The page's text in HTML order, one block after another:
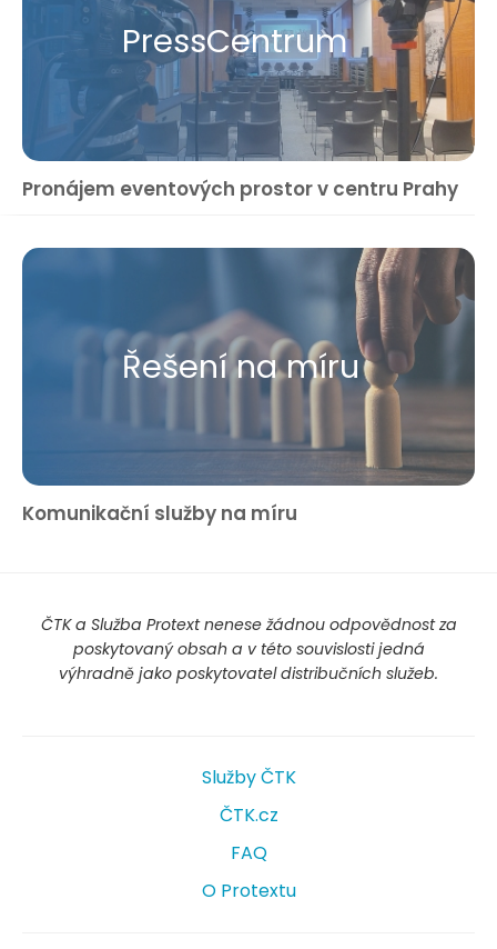
Press​Centrum
Pronájem eventových prostor v centru Prahy
Řešení na míru
Komunikační služby na míru
ČTK a Služba Protext nenese žádnou odpovědnost za
poskytovaný obsah a v této souvislosti jedná
výhradně jako poskytovatel distribučních služeb.
Služby ČTK
ČTK.cz
FAQ
O Protextu